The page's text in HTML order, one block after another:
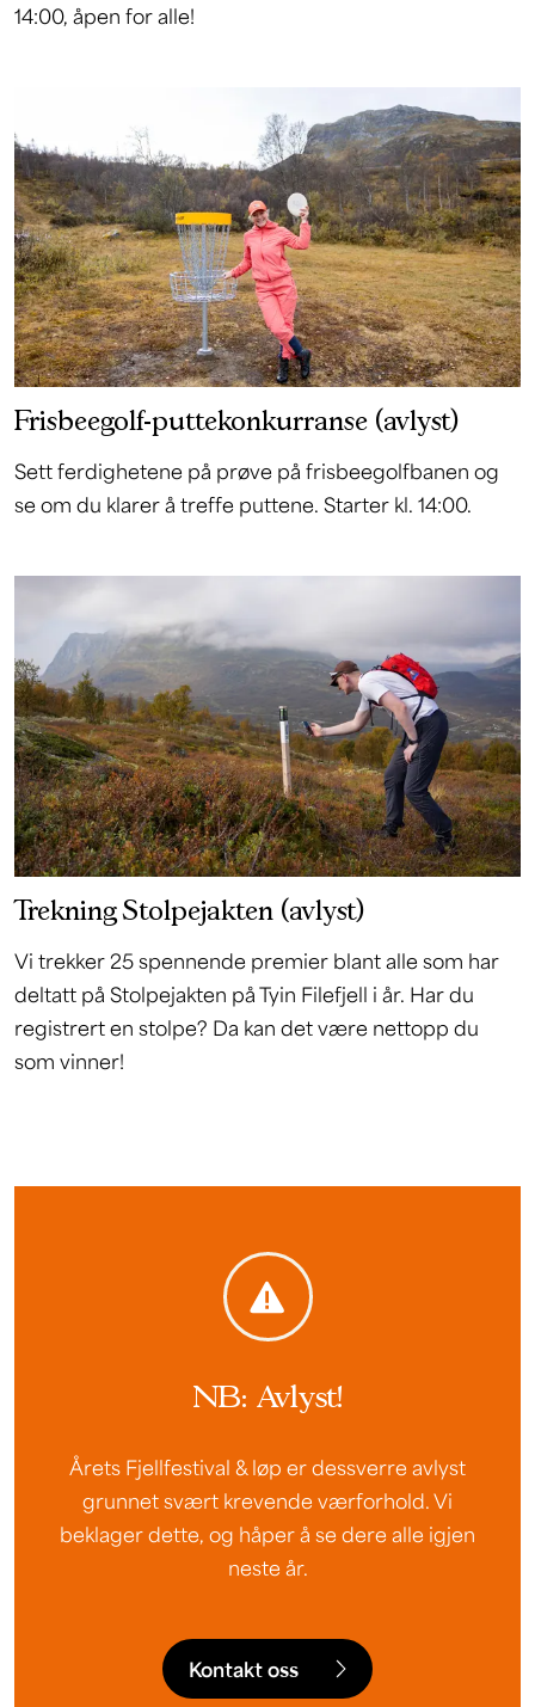
14:00, åpen for alle!
Frisbeegolf-puttekonkurranse (avlyst)
Sett ferdighetene på prøve på frisbeegolfbanen og
se om du klarer å treffe puttene. Starter kl. 14:00.
Trekning Stolpejakten (avlyst)
Vi trekker 25 spennende premier blant alle som har
deltatt på Stolpejakten på Tyin Filefjell i år. Har du
registrert en stolpe? Da kan det være nettopp du
som vinner!
NB: Avlyst!
Årets Fjellfestival & løp er dessverre avlyst
grunnet svært krevende værforhold. Vi
beklager dette, og håper å se dere alle igjen
neste år.
Kontakt oss